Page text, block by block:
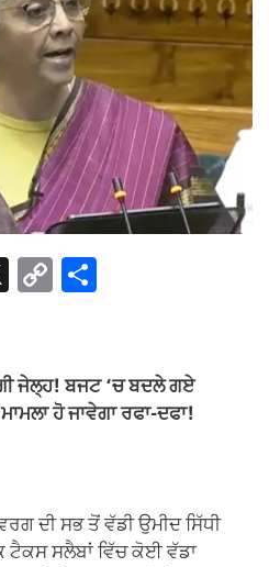
X C
y
Li
e
ਜੇਲ੍ਹ! ਬਜਟ ‘ਚ ਬਦਲੇ ਗਏ
ਹੋ ਜਾਵੇਗਾ ਰਫਾ-ਦਫਾ!
ਦੀ ਸਭ ਤੋਂ ਵੱਡੀ ਉਮੀਦ ਸਿੱਧੀ
ਟੈਕਸ ਸਲੈਬਾਂ ਵਿੱਚ ਕੋਈ ਵੱਡਾ